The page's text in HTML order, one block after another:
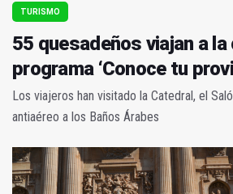
TURISMO
55 quesadeños viajan a la
programa ‘Conoce tu
Los viajeros han visitado la Catedral, el
antiaéreo a los Baños Árabes